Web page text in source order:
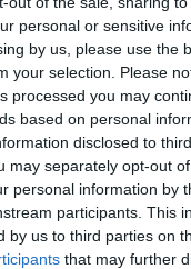
personal or sensitive
by us, please use the
your selection. Please
processed you may
based on personal
disclosed to
may separately opt-out
personal information by
participants. This
by us to third parties on
that may further
moters
rastas
stoties
8 d. 06:02